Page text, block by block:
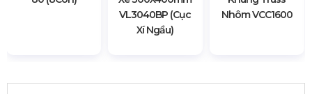
VL3040BP (Cục
Xí Ngầu)
Nhôm VCC1600